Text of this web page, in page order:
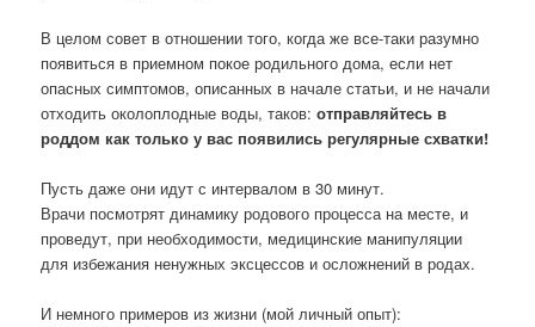
В целом совет в отношении того, когда же все-таки разумно
появиться в приемном покое родильного дома, если нет
опасных симптомов, описанных в начале статьи, и не начали
отходить околоплодные воды, таков: отправляйтесь в
роддом как только у вас появились регулярные схватки!
Пусть даже они идут с интервалом в 30 минут.
Врачи посмотрят динамику родового процесса на месте, и
проведут, при необходимости, медицинские манипуляции
для избежания ненужных эксцессов и осложнений в родах.
И немного примеров из жизни (мой личный опыт):